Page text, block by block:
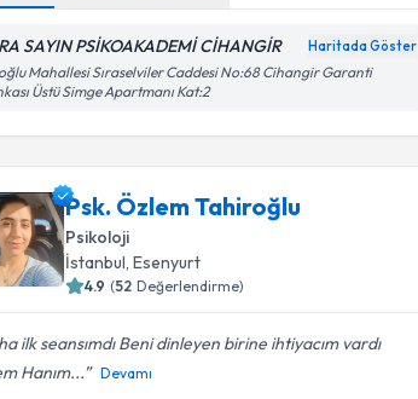
SAYIN PSİKOAKADEMİ CİHANGİR Haritada Göster
Mahallesi Sıraselviler Caddesi No:68 Cihangir Garanti
Üstü Simge Apartmanı Kat:2
Psk. Özlem Tahiroğlu
Psikoloji
İstanbul, Esenyurt
4.9 (52 Değerlendirme)
ilk seansımdı Beni dinleyen birine ihtiyacım vardı
Hanım...
Devamı